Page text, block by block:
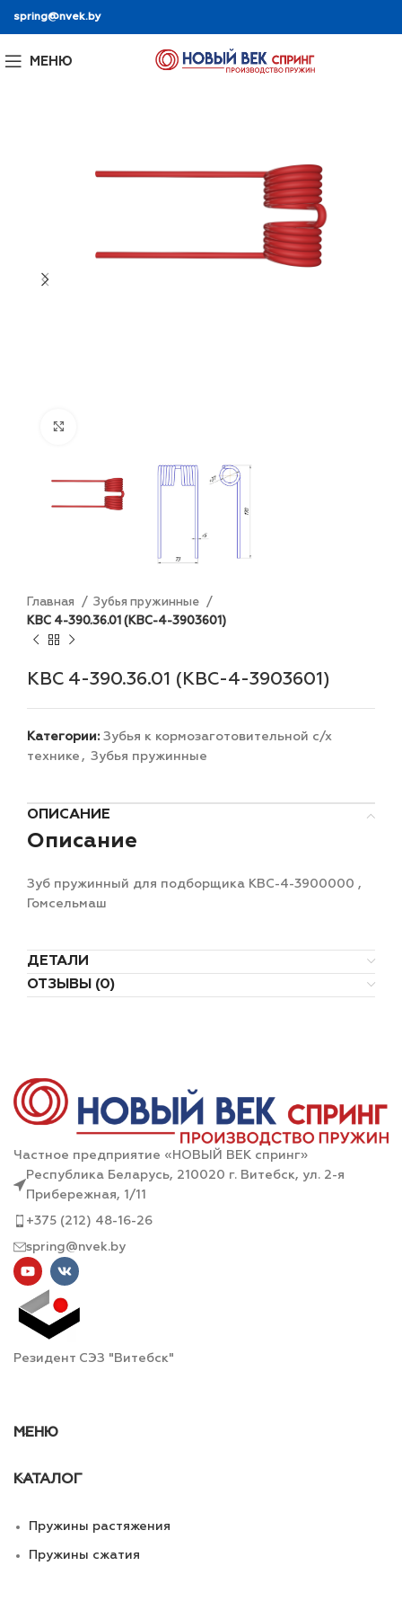
spring@nvek.by
МЕНЮ
Главная
Зубья пружинные
КВС 4-390.36.01 (КВС-4-3903601)
КВС 4-390.36.01 (КВС-4-3903601)
Категории: Зубья к кормозаготовительной с/х
технике , Зубья пружинные
ОПИСАНИЕ
Описание
Зуб пружинный для подборщика КВС-4-3900000 ,
Гомсельмаш
ДЕТАЛИ
ОТЗЫВЫ (0)
Частное предприятие «НОВЫЙ ВЕК спринг»
Республика Беларусь, 210020 г. Витебск, ул. 2-я
Прибережная, 1/11
+375 (212) 48-16-26
spring@nvek.by
Резидент СЭЗ "Витебск"
МЕНЮ
КАТАЛОГ
Пружины растяжения
Пружины сжатия